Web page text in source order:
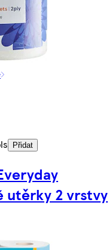
Přidat
utěrky 2 vrstvy